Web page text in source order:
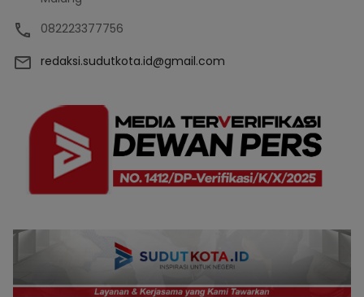
082223377756
redaksi.sudutkota.id@gmail.com